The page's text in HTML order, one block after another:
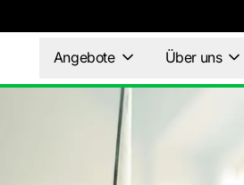
Angebote Über uns